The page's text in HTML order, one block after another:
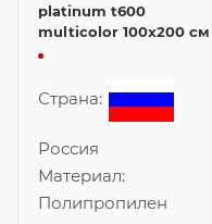
platinum t600
multicolor 100x200 см
Страна:
Россия
Материал:
Полипропилен